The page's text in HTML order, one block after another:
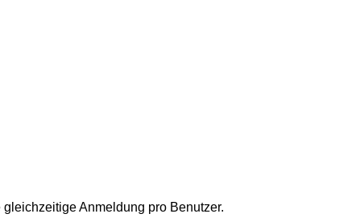
Anmeldung pro Benutzer.